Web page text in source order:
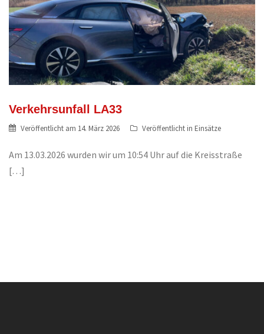
Verkehrsunfall LA33
Veröffentlicht am 14. März 2026 Veröffentlicht in Einsätze
Am 13.03.2026 wurden wir um 10:54 Uhr auf die Kreisstraße
[…]